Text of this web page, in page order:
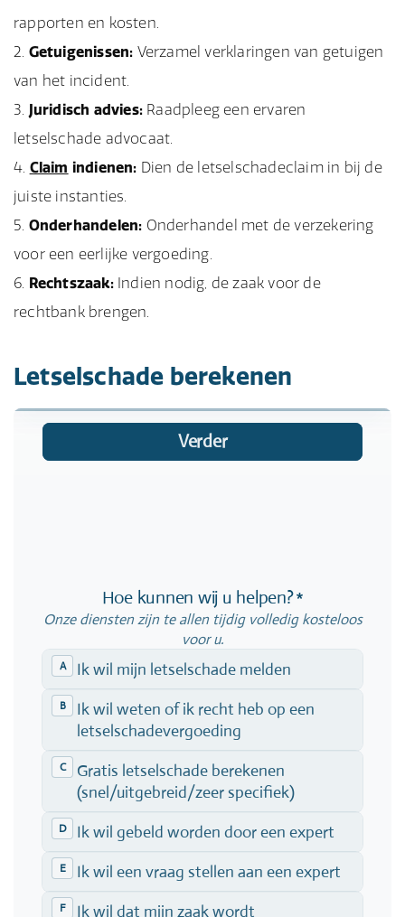
rapporten en kosten.
Getuigenissen: Verzamel verklaringen van getuigen
van het incident.
Juridisch advies: Raadpleeg een ervaren
letselschade advocaat.
Claim indienen: Dien de letselschadeclaim in bij de
juiste instanties.
Onderhandelen: Onderhandel met de verzekering
voor een eerlijke vergoeding.
Rechtszaak:Indien nodig, de zaak voor de
rechtbank brengen.
Letselschade berekenen